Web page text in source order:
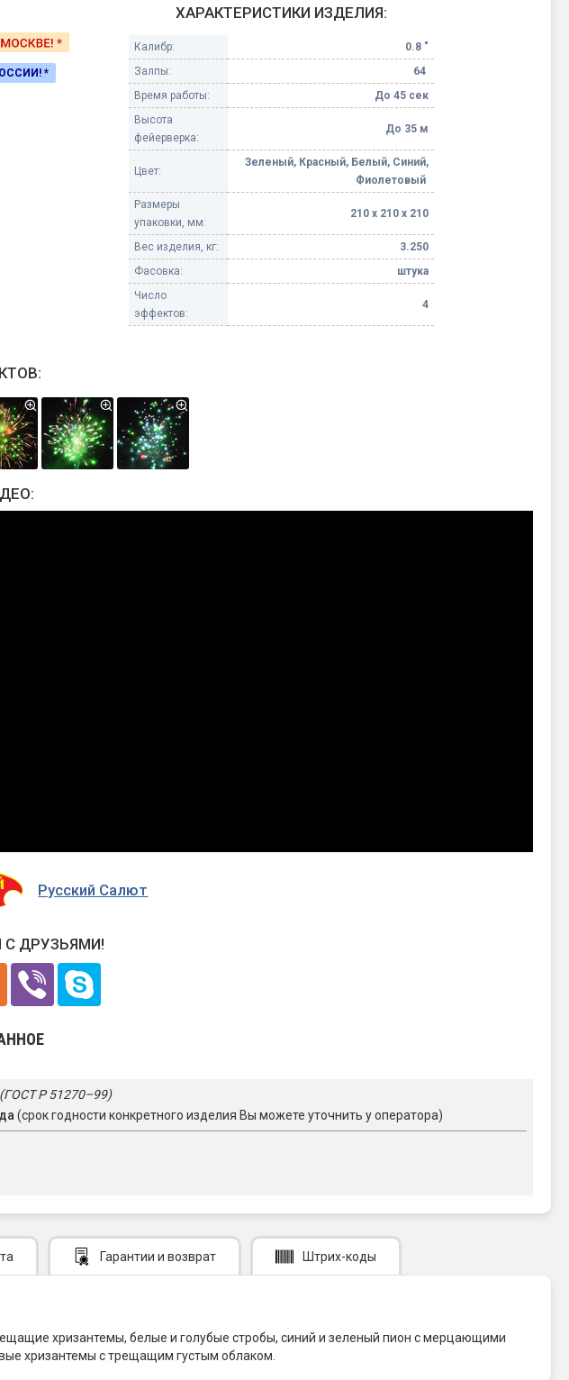
огни
Бенгальские огни малые
Бенгальские огни большие
Фонтаны в торт (холодные)
Фонтаны сценические (холодные)
шары
Небесные фонарики
Оборудование для
Елочные гирлянды
*
ХАРАКТЕРИСТИКИ ИЗДЕЛИЯ:
Калибр:
0.8 "
Залпы:
64
Время работы:
До 45 сек
Высота
фейерверка:
До 35 м
Цвет:
Зеленый, Красный, Белый, Синий,
Фиолетовый
Размеры
упаковки, мм:
210 х 210 х 210
Вес изделия, кг:
3.250
Фасовка:
штука
Число
эффектов:
4
Русский Салют
ДРУЗЬЯМИ!
(ГОСТ Р 51270–99)
(срок годности конкретного изделия Вы можете уточнить у оператора)
Гарантии и возврат Штрих-коды
хризантемы, белые и голубые стробы, синий и зеленый пион с мерцающими
хризантемы с трещащим густым облаком.